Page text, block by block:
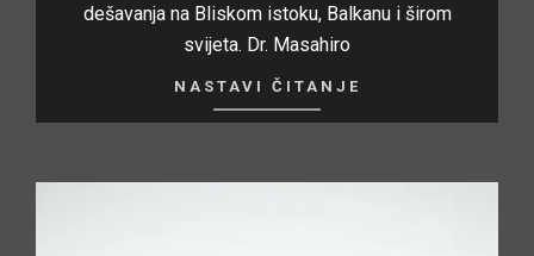
dešavanja na Bliskom istoku, Balkanu i širom
svijeta. Dr. Masahiro
NASTAVI ČITANJE